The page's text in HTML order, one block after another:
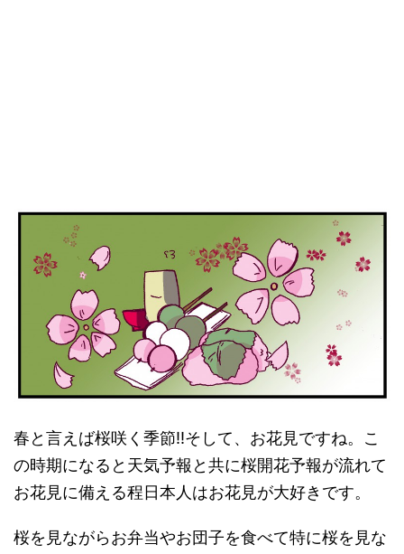
春と言えば桜咲く季節!!そして、お花見ですね。こ
の時期になると天気予報と共に桜開花予報が流れて
お花見に備える程日本人はお花見が大好きです。
桜を見ながらお弁当やお団子を食べて特に桜を見な